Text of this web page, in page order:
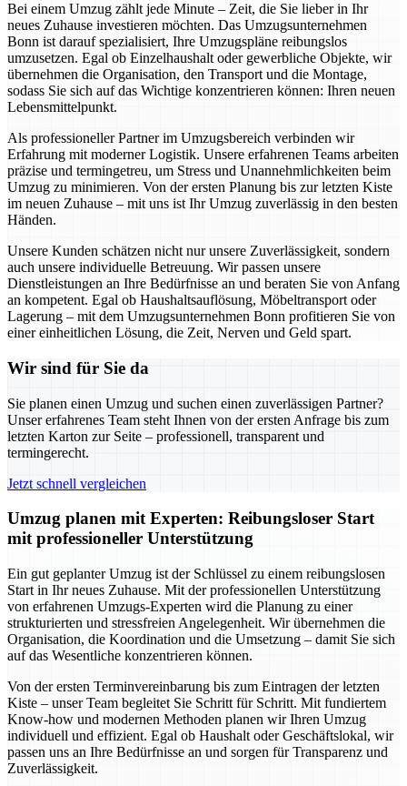
Bei einem Umzug zählt jede Minute – Zeit, die Sie lieber in Ihr
neues Zuhause investieren möchten. Das Umzugsunternehmen
Bonn ist darauf spezialisiert, Ihre Umzugspläne reibungslos
umzusetzen. Egal ob Einzelhaushalt oder gewerbliche Objekte, wir
übernehmen die Organisation, den Transport und die Montage,
sodass Sie sich auf das Wichtige konzentrieren können: Ihren neuen
Lebensmittelpunkt.
Als professioneller Partner im Umzugsbereich verbinden wir
Erfahrung mit moderner Logistik. Unsere erfahrenen Teams arbeiten
präzise und termingetreu, um Stress und Unannehmlichkeiten beim
Umzug zu minimieren. Von der ersten Planung bis zur letzten Kiste
im neuen Zuhause – mit uns ist Ihr Umzug zuverlässig in den besten
Händen.
Unsere Kunden schätzen nicht nur unsere Zuverlässigkeit, sondern
auch unsere individuelle Betreuung. Wir passen unsere
Dienstleistungen an Ihre Bedürfnisse an und beraten Sie von Anfang
an kompetent. Egal ob Haushaltsauflösung, Möbeltransport oder
Lagerung – mit dem Umzugsunternehmen Bonn profitieren Sie von
einer einheitlichen Lösung, die Zeit, Nerven und Geld spart.
Wir sind für Sie da
Sie planen einen Umzug und suchen einen zuverlässigen Partner?
Unser erfahrenes Team steht Ihnen von der ersten Anfrage bis zum
letzten Karton zur Seite – professionell, transparent und
termingerecht.
Jetzt schnell vergleichen
Umzug planen mit Experten: Reibungsloser Start
mit professioneller Unterstützung
Ein gut geplanter Umzug ist der Schlüssel zu einem reibungslosen
Start in Ihr neues Zuhause. Mit der professionellen Unterstützung
von erfahrenen Umzugs-Experten wird die Planung zu einer
strukturierten und stressfreien Angelegenheit. Wir übernehmen die
Organisation, die Koordination und die Umsetzung – damit Sie sich
auf das Wesentliche konzentrieren können.
Von der ersten Terminvereinbarung bis zum Eintragen der letzten
Kiste – unser Team begleitet Sie Schritt für Schritt. Mit fundiertem
Know-how und modernen Methoden planen wir Ihren Umzug
individuell und effizient. Egal ob Haushalt oder Geschäftslokal, wir
passen uns an Ihre Bedürfnisse an und sorgen für Transparenz und
Zuverlässigkeit.